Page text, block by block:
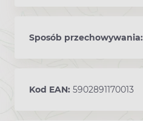
Sposób przechowywania:
Kod EAN: 5902891170013